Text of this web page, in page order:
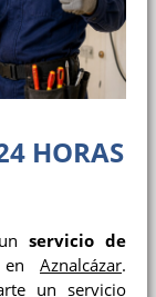
HORAS
unservicio de
Aznalcázar.
un servicio